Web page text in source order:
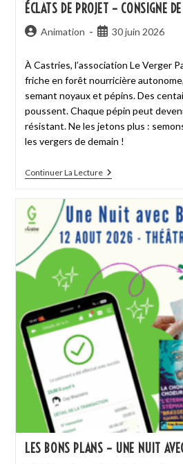
ÉCLATS DE PROJET – CONSIGNE
Animation 30 juin 2026
À Castries, l’association Le Verger
friche en forêt nourricière
semant noyaux et pépins. Des
poussent. Chaque pépin peut
résistant. Ne les jetons plus :
les vergers de demain !
Continuer La Lecture
LES BONS PLANS – UNE NUIT